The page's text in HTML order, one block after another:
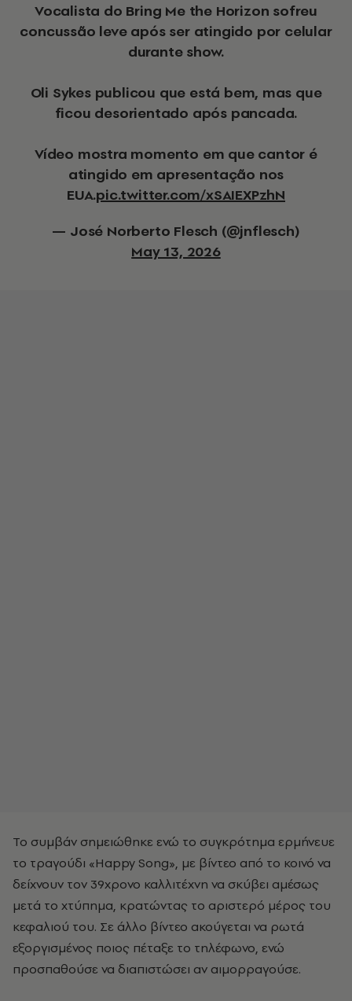
Vocalista do Bring Me the Horizon sofreu
concussão leve após ser atingido por celular
durante show.
Oli Sykes publicou que está bem, mas que
ficou desorientado após pancada.
Vídeo mostra momento em que cantor é
atingido em apresentação nos
EUA.pic.twitter.com/xSAIEXPzhN
— José Norberto Flesch (@jnflesch)
May 13, 2026
Το συμβάν σημειώθηκε ενώ το συγκρότημα ερμήνευε
το τραγούδι «Happy Song», με βίντεο από το κοινό να
δείχνουν τον 39χρονο καλλιτέχνη να σκύβει αμέσως
μετά το χτύπημα, κρατώντας το αριστερό μέρος του
κεφαλιού του. Σε άλλο βίντεο ακούγεται να ρωτά
εξοργισμένος ποιος πέταξε το τηλέφωνο, ενώ
προσπαθούσε να διαπιστώσει αν αιμορραγούσε.